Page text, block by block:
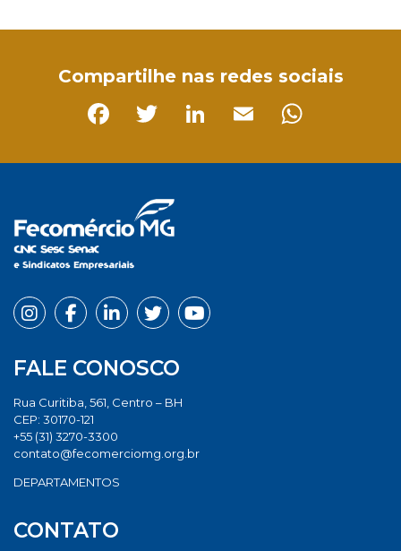
Compartilhe nas redes sociais
FALE CONOSCO
Rua Curitiba, 561, Centro – BH
CEP: 30170-121
+55 (31) 3270-3300
contato@fecomerciomg.org.br
DEPARTAMENTOS
CONTATO